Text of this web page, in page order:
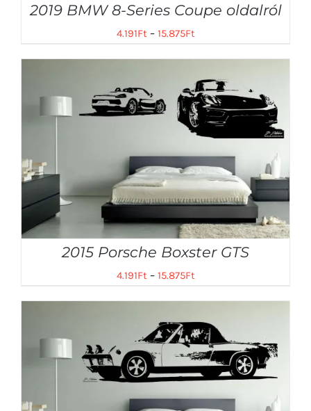
2019 BMW 8-Series Coupe oldalról
4.191Ft– 15.875Ft
2015 Porsche Boxster GTS
4.191Ft– 15.875Ft